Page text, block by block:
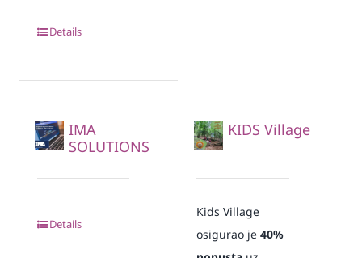
Details
IMA
SOLUTIONS
Details
KIDS Village
Kids Village
osigurao je 40%